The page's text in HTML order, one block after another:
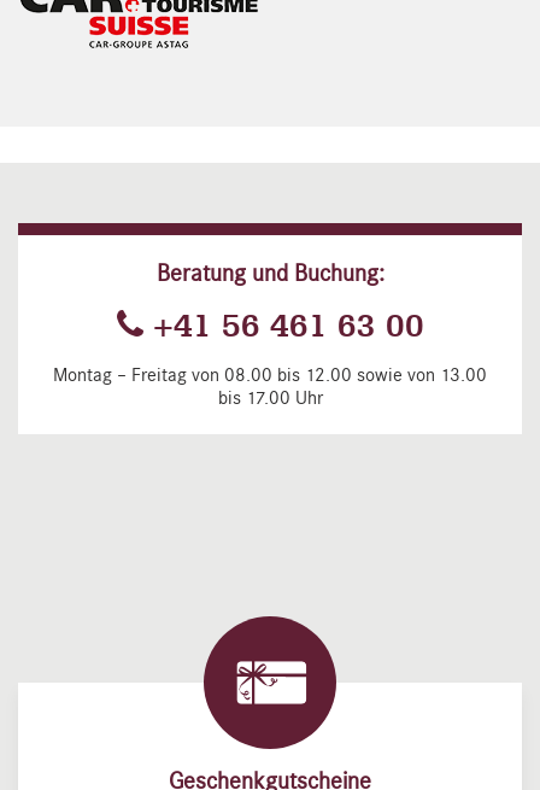
Beratung und Buchung:
+41 56 461 63 00
Montag – Freitag von 08.00 bis 12.00 sowie von 13.00
bis 17.00 Uhr
Geschenkgutscheine